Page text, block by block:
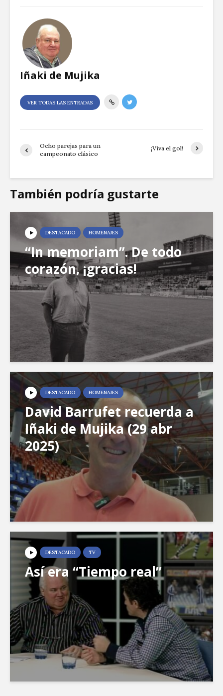
Iñaki de Mujika
VER TODAS LAS ENTRADAS
Ocho parejas para un
campeonato clásico
¡Viva el gol!
También podría gustarte
DESTACADO HOMENAJES
“In memoriam”. De todo
corazón, ¡gracias!
DESTACADO HOMENAJES
David Barrufet recuerda a
Iñaki de Mujika (29 abr
2025)
DESTACADO TV
Así era “Tiempo real”